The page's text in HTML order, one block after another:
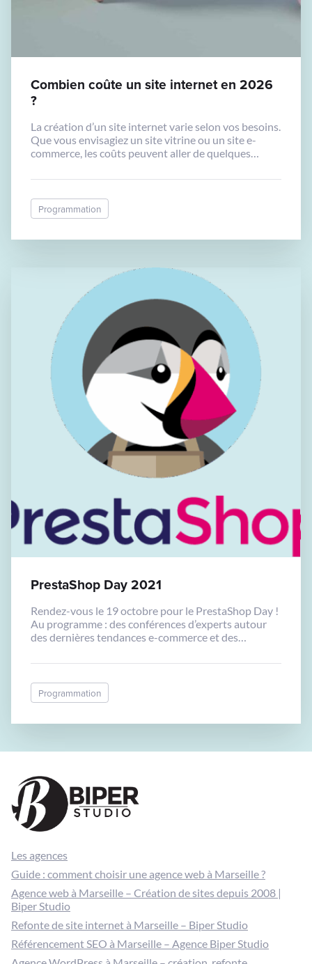
Combien coûte un site internet en 2026
?
La création d’un site internet varie selon vos besoins.
Que vous envisagiez un site vitrine ou un site e-
commerce, les coûts peuvent aller de quelques
les facteurs qui influencent ces tarifs et comment
Programmation
PrestaShop Day 2021
Rendez-vous le 19 octobre pour le PrestaShop Day !
Au programme : des conférences d’experts autour
des dernières tendances e-commerce et des
Programmation
Les agences
Guide : comment choisir une agence web à Marseille ?
Agence web à Marseille – Création de sites depuis 2008 |
Biper Studio
Refonte de site internet à Marseille – Biper Studio
Référencement SEO à Marseille – Agence Biper Studio